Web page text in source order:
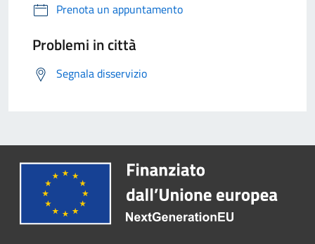
Prenota un appuntamento
Problemi in città
Segnala disservizio